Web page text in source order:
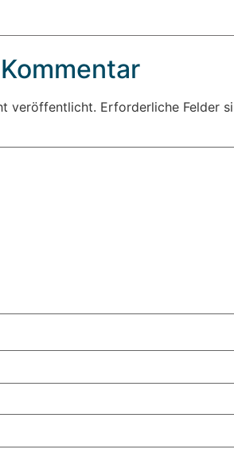
veröffentlicht. Erforderliche Felder